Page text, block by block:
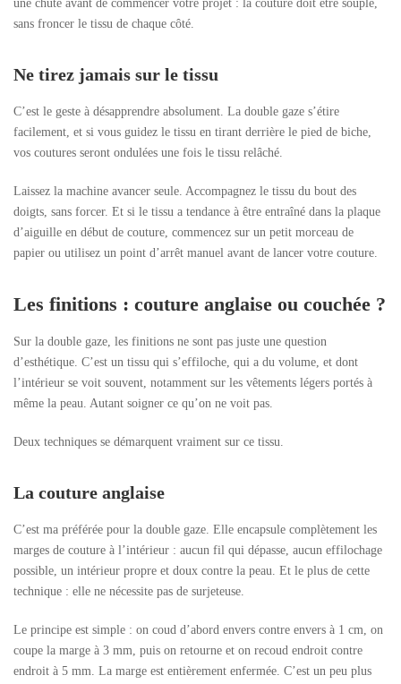
une chute avant de commencer votre projet : la couture doit être souple,
sans froncer le tissu de chaque côté.
Ne tirez jamais sur le tissu
C’est le geste à désapprendre absolument. La double gaze s’étire
facilement, et si vous guidez le tissu en tirant derrière le pied de biche,
vos coutures seront ondulées une fois le tissu relâché.
Laissez la machine avancer seule. Accompagnez le tissu du bout des
doigts, sans forcer. Et si le tissu a tendance à être entraîné dans la plaque
d’aiguille en début de couture, commencez sur un petit morceau de
papier ou utilisez un point d’arrêt manuel avant de lancer votre couture.
Les finitions : couture anglaise ou couchée ?
Sur la double gaze, les finitions ne sont pas juste une question
d’esthétique. C’est un tissu qui s’effiloche, qui a du volume, et dont
l’intérieur se voit souvent, notamment sur les vêtements légers portés à
même la peau. Autant soigner ce qu’on ne voit pas.
Deux techniques se démarquent vraiment sur ce tissu.
La couture anglaise
C’est ma préférée pour la double gaze. Elle encapsule complètement les
marges de couture à l’intérieur : aucun fil qui dépasse, aucun effilochage
possible, un intérieur propre et doux contre la peau. Et le plus de cette
technique : elle ne nécessite pas de surjeteuse.
Le principe est simple : on coud d’abord envers contre envers à 1 cm, on
coupe la marge à 3 mm, puis on retourne et on recoud endroit contre
endroit à 5 mm. La marge est entièrement enfermée. C’est un peu plus